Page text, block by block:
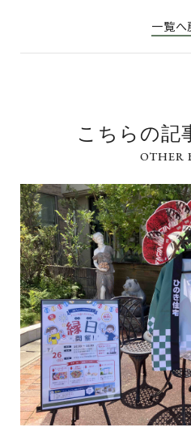
一覧へ
こちらの記